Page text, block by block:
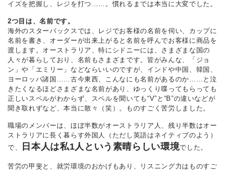
イズを把握し、レジを打つ……。慣れるまでは本当に大変でした。
2つ目は、名前です。
海外のスターバックスでは、レジでお客様の名前を伺い、カップに
名前を書き、オーダーが出来上がると名前を呼んでお客様に商品を
渡します。オーストラリア、特にシドニーには、さまざまな国の
人々が暮らしており、名前もさまざまです。皆がみんな、「ジョ
ン」や「エミリー」などならいいのですが、インドや中国、韓国、
ヨーロッパ諸国……古今東西、こんなにも名前があるのか……と泣
きたくなるほどさまざまな名前があり、ゆっくり喋ってもらっても
正しいスペルがわからず、スペルを聞いても“V”と“B”の違いなどが
聞き取れずなど、本当に散々（笑）。ものすごく苦労しました。
職場のメンバーは、ほぼ半数がオーストラリア人、残り半数はオー
ストラリアに長く暮らす外国人（ただし英語はネイティブのよう）
で、
日本人は私1人という素晴らしい環境でした。
苦労の甲斐と、就労環境のおかげもあり、リスニング力はものすご